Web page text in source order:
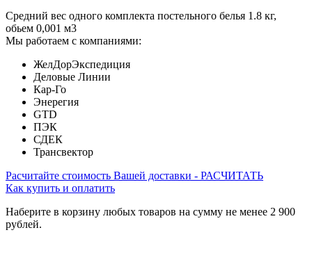
Средний вес одного комплекта постельного белья 1.8 кг,
обьем 0,001 м3
Мы работаем с компаниями:
ЖелДорЭкспедиция
Деловые Линии
Кар-Го
Энерегия
GTD
ПЭК
СДЕК
Трансвектор
Расчитайте стоимость Вашей доставки - РАСЧИТАТЬ
Как купить и оплатить
Наберите в корзину любых товаров на сумму не менее 2 900
рублей.